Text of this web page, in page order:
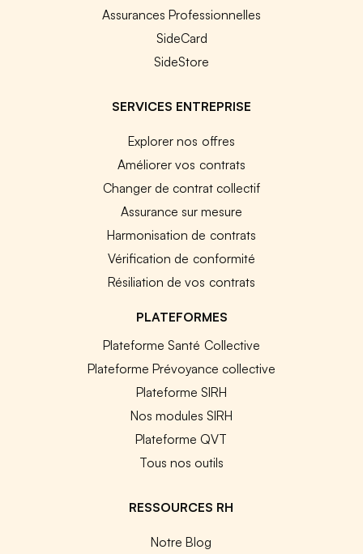
Assurances Professionnelles
SideCard
SideStore
SERVICES ENTREPRISE
Explorer nos offres
Améliorer vos contrats
Changer de contrat collectif
Assurance sur mesure
Harmonisation de contrats
Vérification de conformité
Résiliation de vos contrats
PLATEFORMES
Plateforme Santé Collective
Plateforme Prévoyance collective
Plateforme SIRH
Nos modules SIRH
Plateforme QVT
Tous nos outils
RESSOURCES RH
Notre Blog